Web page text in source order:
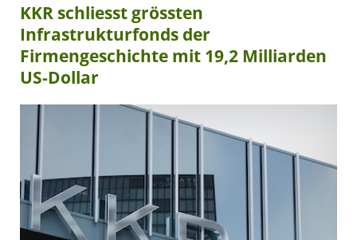
KKR schliesst grössten
Infrastrukturfonds der
Firmengeschichte mit 19,2 Milliarden
US-Dollar